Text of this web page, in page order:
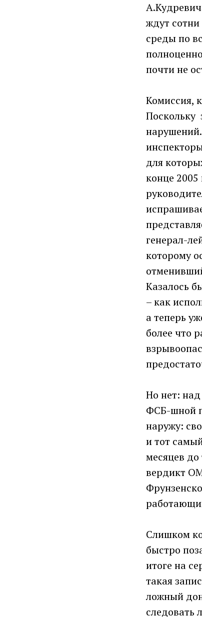
ждут
среды по
почти не
Комиссия,
Поскольку
для
конце
генерал-
которому
Казалось
– как
а теперь
более что
Но нет:
ФСБ-шной
наружу:
и тот
месяцев
вердикт
Слишком
быстро
итоге на
такая
ложный
следовать